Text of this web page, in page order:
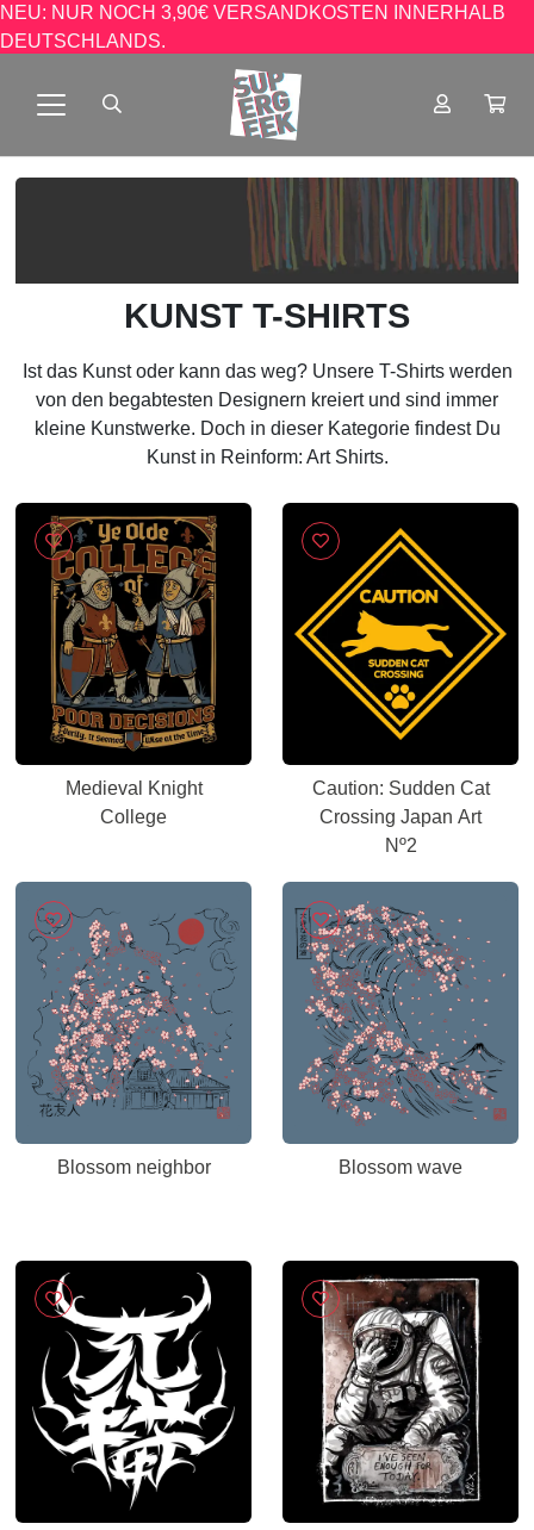
NEU: NUR NOCH 3,90€ VERSANDKOSTEN INNERHALB
DEUTSCHLANDS.
KUNST T-SHIRTS
Ist das Kunst oder kann das weg? Unsere T-Shirts werden
von den begabtesten Designern kreiert und sind immer
kleine Kunstwerke. Doch in dieser Kategorie findest Du
Kunst in Reinform: Art Shirts.
Medieval Knight
College
Caution: Sudden Cat
Crossing Japan Art
Nº2
Blossom neighbor Blossom wave